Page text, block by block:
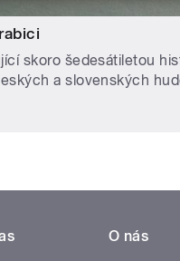
skoro šedesátiletou
a slovenských
O nás